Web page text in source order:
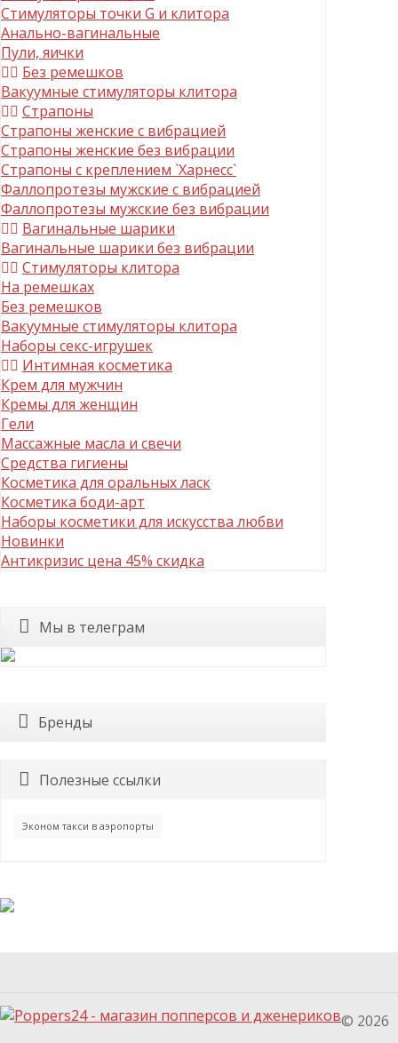
Стимуляторы точки G и клитора
Анально-вагинальные
Пули, яички
Без ремешков
Вакуумные стимуляторы клитора
Страпоны
Страпоны женские с вибрацией
Страпоны женские без вибрации
Страпоны с креплением `Харнесс`
Фаллопротезы мужские с вибрацией
Фаллопротезы мужские без вибрации
Вагинальные шарики
Вагинальные шарики без вибрации
Стимуляторы клитора
На ремешках
Без ремешков
Вакуумные стимуляторы клитора
Наборы секс-игрушек
Интимная косметика
Крем для мужчин
Кремы для женщин
Гели
Массажные масла и свечи
Средства гигиены
Косметика для оральных ласк
Косметика боди-арт
Наборы косметики для искусства любви
Новинки
Антикризис цена 45% скидка
Мы в телеграм
Бренды
Полезные ссылки
Эконом такси в аэропорты
© 2026